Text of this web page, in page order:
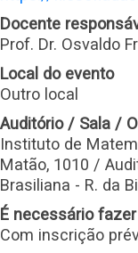
Docente
Prof. Dr. Osvaldo
Local do evento
Outro local
Auditório / Sala /
Instituto de
Matão, 1010 /
Brasiliana - R. da
É necessário
Com inscrição